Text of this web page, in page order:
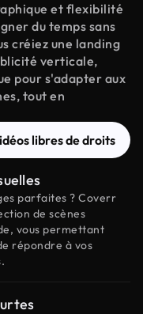
et flexibilité
du temps sans
créiez une landing
verticale,
pour s'adapter aux
tout en
libres de droits
parfaites ? Coverr
de scènes
vous permettant
répondre à vos